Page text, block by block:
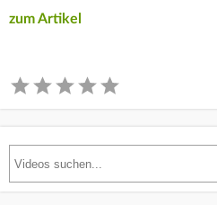
zum Artikel